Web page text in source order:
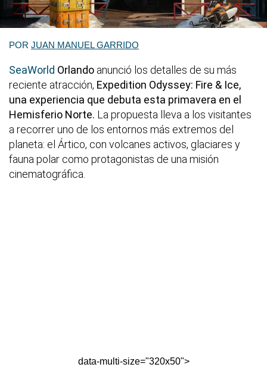
POR JUAN MANUEL GARRIDO
SeaWorld Orlando anunció los detalles de su más
reciente atracción, Expedition Odyssey: Fire & Ice,
una experiencia que debuta esta primavera en el
Hemisferio Norte. La propuesta lleva a los visitantes
a recorrer uno de los entornos más extremos del
planeta: el Ártico, con volcanes activos, glaciares y
fauna polar como protagonistas de una misión
cinematográfica.
data-multi-size="320x50">